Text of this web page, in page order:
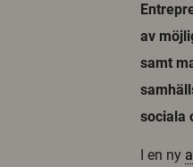
av
samt
sociala
I en ny